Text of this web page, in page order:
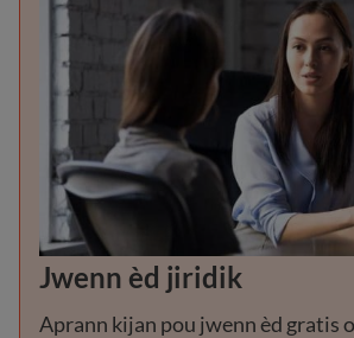
Jwenn èd jiridik
Aprann kijan pou jwenn èd gratis